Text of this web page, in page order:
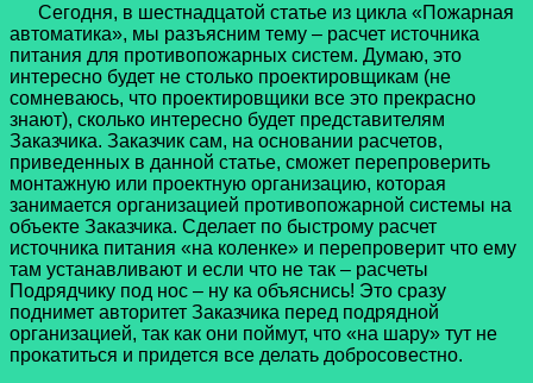
Сегодня, в шестнадцатой статье из цикла «Пожарная
автоматика», мы разъясним тему – расчет источника
питания для противопожарных систем. Думаю, это
интересно будет не столько проектировщикам (не
сомневаюсь, что проектировщики все это прекрасно
знают), сколько интересно будет представителям
Заказчика. Заказчик сам, на основании расчетов,
приведенных в данной статье, сможет перепроверить
монтажную или проектную организацию, которая
занимается организацией противопожарной системы на
объекте Заказчика. Сделает по быстрому расчет
источника питания «на коленке» и перепроверит что ему
там устанавливают и если что не так – расчеты
Подрядчику под нос – ну ка объяснись! Это сразу
поднимет авторитет Заказчика перед подрядной
организацией, так как они поймут, что «на шару» тут не
прокатиться и придется все делать добросовестно.